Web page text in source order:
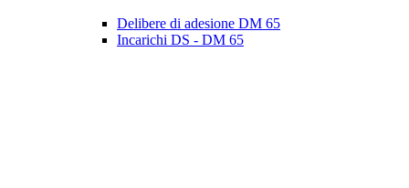
Delibere di adesione DM 65
Incarichi DS - DM 65